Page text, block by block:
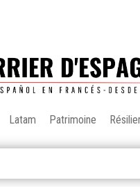
Latam Patrimoine